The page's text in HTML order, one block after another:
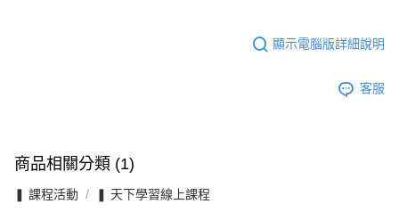
顯示電腦版詳細說明
客服
商品相關分類 (1)
❚ 課程活動 ❚ 天下學習線上課程